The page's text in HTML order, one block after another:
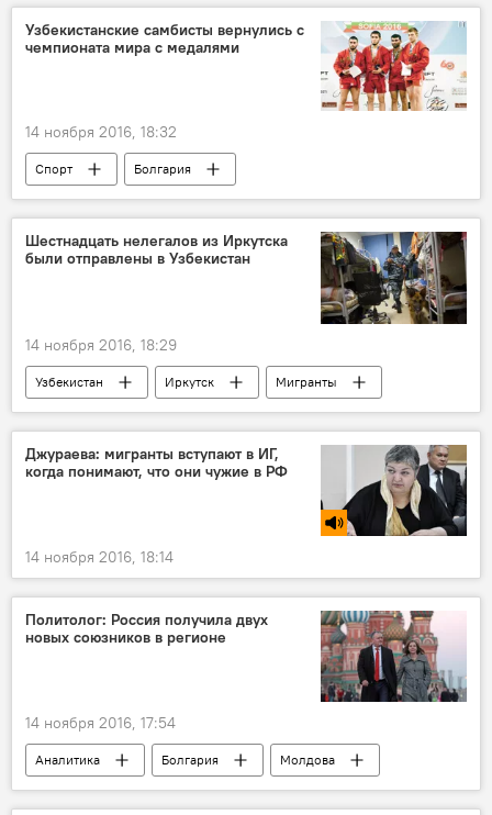
молодежная карта
Узбекистанские самбисты вернулись с
чемпионата мира с медалями
14 ноября 2016, 18:32
Спорт Болгария
Шестнадцать нелегалов из Иркутска
были отправлены в Узбекистан
14 ноября 2016, 18:29
Узбекистан Иркутск Мигранты
Джураева: мигранты вступают в ИГ,
когда понимают, что они чужие в РФ
14 ноября 2016, 18:14
Политолог: Россия получила двух
новых союзников в регионе
14 ноября 2016, 17:54
Аналитика Болгария Молдова